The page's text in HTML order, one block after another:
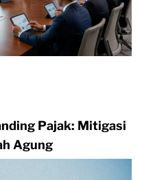
Pajak: Mitigasi
Agung